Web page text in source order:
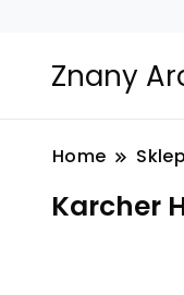
Znany
Home Sklep
Karcher